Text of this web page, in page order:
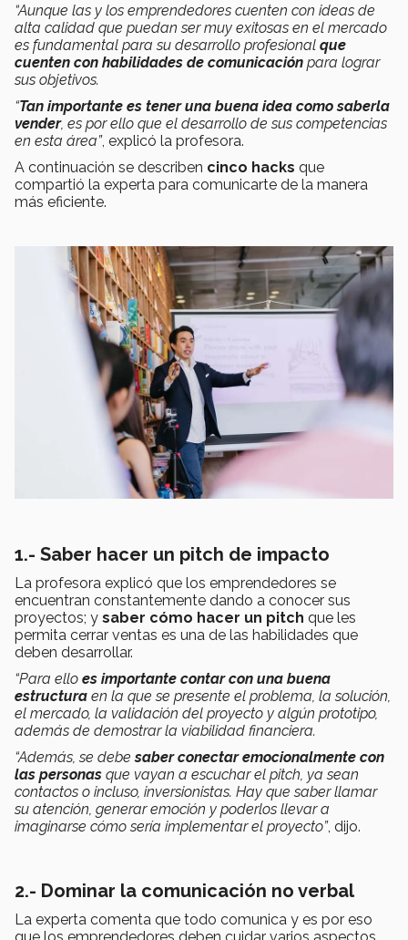
“Aunque las y los emprendedores cuenten con ideas de
alta calidad que puedan ser muy exitosas en el mercado
es fundamental para su desarrollo profesional que
cuenten con habilidades de comunicación para lograr
sus objetivos.
“Tan importante es tener una buena idea como saberla
vender, es por ello que el desarrollo de sus competencias
en esta área”, explicó la profesora.
A continuación se describen cinco hacks que
compartió la experta para comunicarte de la manera
más eficiente.
1.- Saber hacer un pitch de impacto
La profesora explicó que los emprendedores se
encuentran constantemente dando a conocer sus
proyectos; y saber cómo hacer un pitch que les
permita cerrar ventas es una de las habilidades que
deben desarrollar.
“Para ello es importante contar con una buena
estructura en la que se presente el problema, la solución,
el mercado, la validación del proyecto y algún prototipo,
además de demostrar la viabilidad financiera.
“Además, se debe saber conectar emocionalmente con
las personas que vayan a escuchar el pitch, ya sean
contactos o incluso, inversionistas. Hay que saber llamar
su atención, generar emoción y poderlos llevar a
imaginarse cómo sería implementar el proyecto”, dijo.
2.- Dominar la comunicación no verbal
La experta comenta que todo comunica y es por eso